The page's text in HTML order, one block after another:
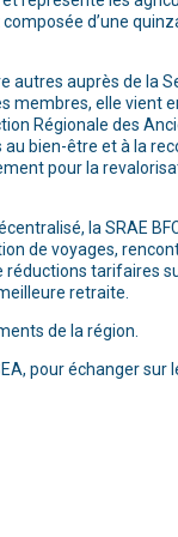
d’une
autres auprès de la
membres, elle vient
Régionale des
bien-être et à la
pour la
la SRAE
de voyages,
tarifaires
retraite.
de la région.
pour échanger sur